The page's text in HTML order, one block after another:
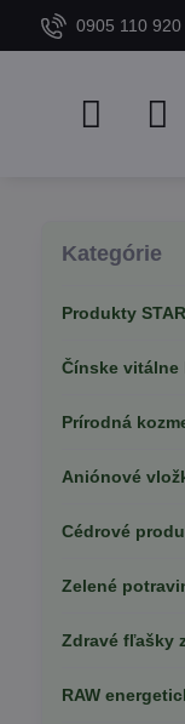
0905 110
Kategórie
Produkty
Čínske vitálne
Prírodná
Aniónové
Cédrové
Zelené
Zdravé fľašky
RAW